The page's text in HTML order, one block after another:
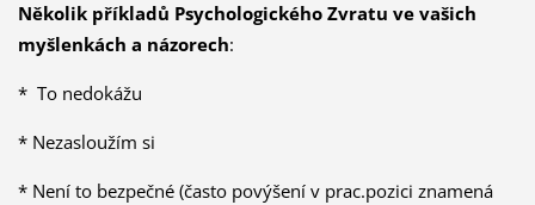
Několik příkladů Psychologického Zvratu ve vašich
myšlenkách a názorech:
* To nedokážu
* Nezasloužím si
* Není to bezpečné (často povýšení v prac.pozici znamená